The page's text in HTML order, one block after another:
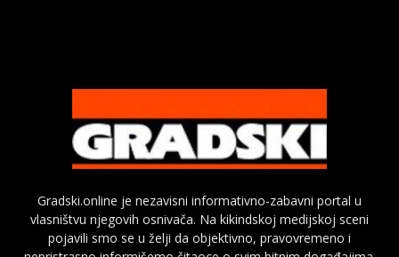
Gradski.online je nezavisni informativno-zabavni portal u
vlasništvu njegovih osnivača. Na kikindskoj medijskoj sceni
pojavili smo se u želji da objektivno, pravovremeno i